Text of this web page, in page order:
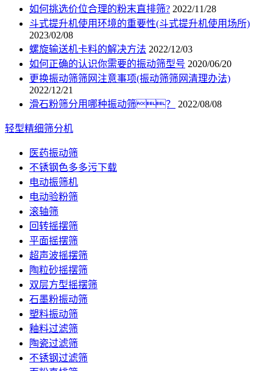
如何挑选价位合理的粉末直排筛? 2022/11/28
斗式提升机使用环境的重要性(斗式提升机使用场所)
2023/02/08
螺旋输送机卡料的解决方法 2022/12/03
如何正确的认识你需要的振动筛型号 2020/06/20
更换振动筛筛网注意事项(振动筛筛网清理办法)
2022/12/21
滑石粉筛分用哪种振动筛？
2022/08/08
轻型精细筛分机
医药振动筛
不锈钢色多多污下载
电动振筛机
电动验粉筛
滚轴筛
回转摇摆筛
平面摇摆筛
超声波摇摆筛
陶粒砂摇摆筛
双层方型摇摆筛
石墨粉振动筛
塑料振动筛
釉料过滤筛
陶瓷过滤筛
不锈钢过滤筛